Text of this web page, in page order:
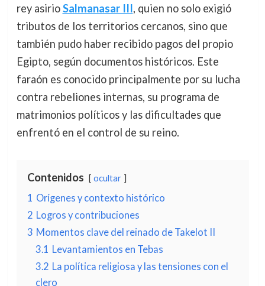
rey asirioSalmanasar III, quien no solo exigió
tributos de los territorios cercanos, sino que
también pudo haber recibido pagos del propio
Egipto, según documentos históricos. Este
faraón es conocido principalmente por su lucha
contra rebeliones internas, su programa de
matrimonios políticos y las dificultades que
enfrentó en el control de su reino.
Contenidos ocultar
1 Orígenes y contexto histórico
2 Logros y contribuciones
3 Momentos clave del reinado de Takelot II
3.1 Levantamientos en Tebas
3.2 La política religiosa y las tensiones con el
clero